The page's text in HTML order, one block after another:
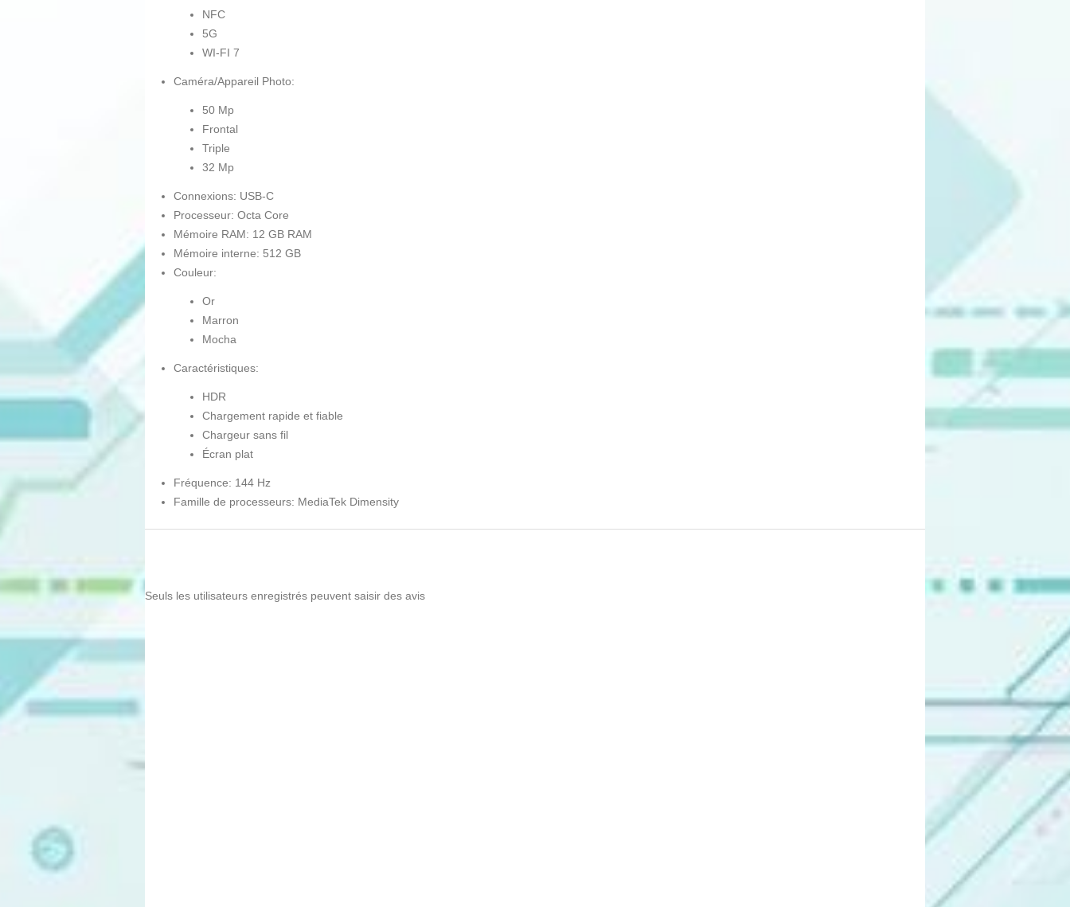
NFC
5G
WI-FI 7
Caméra/Appareil Photo:
50 Mp
Frontal
Triple
32 Mp
Connexions: USB-C
Processeur: Octa Core
Mémoire RAM: 12 GB RAM
Mémoire interne: 512 GB
Couleur:
Or
Marron
Mocha
Caractéristiques:
HDR
Chargement rapide et fiable
Chargeur sans fil
Écran plat
Fréquence: 144 Hz
Famille de processeurs: MediaTek Dimensity
Seuls les utilisateurs enregistrés peuvent saisir des avis